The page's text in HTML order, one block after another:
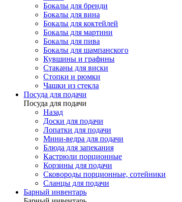
Бокалы для бренди
Бокалы для вина
Бокалы для коктейлей
Бокалы для мартини
Бокалы для пива
Бокалы для шампанского
Кувшины и графины
Стаканы для виски
Стопки и рюмки
Чашки из стекла
Посуда для подачи
Посуда для подачи
Назад
Доски для подачи
Лопатки для подачи
Мини-ведра для подачи
Блюда для запекания
Кастрюли порционные
Корзины для подачи
Сковороды порционные, сотейники
Сланцы для подачи
Барный инвентарь